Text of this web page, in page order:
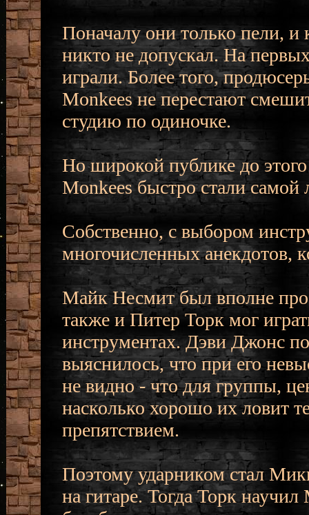
Поначалу они только пели, и
никто не допускал. На
играли. Более того,
Monkees не перестают
студию по одиночке.
Но широкой публике до
Monkees быстро стали
Собственно, с выбором
многочисленных анекдотов,
Майк Несмит был вполне
также и Питер Торк мог
инструментах. Дэви Джонс
выяснилось, что при его
не видно - что для группы,
насколько хорошо их ловит
препятствием.
Поэтому ударником стал
на гитаре. Тогда Торк